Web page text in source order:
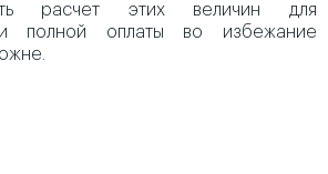
расчет этих величин для
полной оплаты во избежание